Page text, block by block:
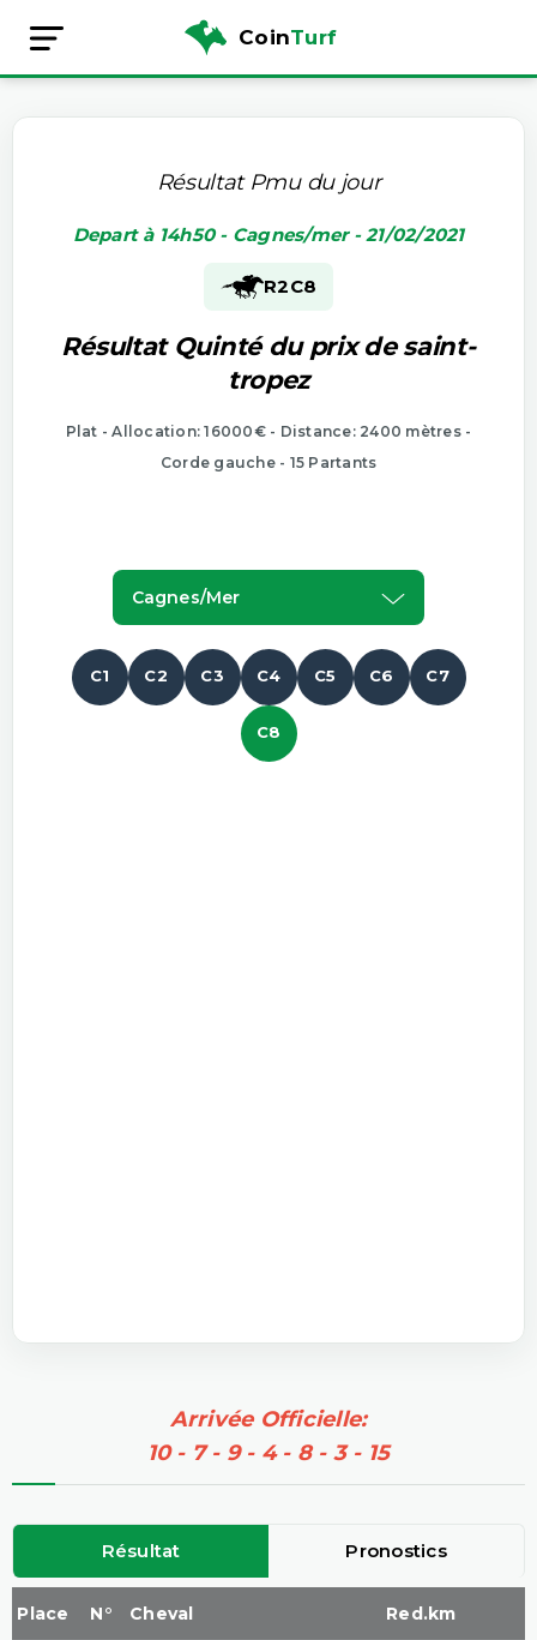
CoinTurf
Résultat Pmu du jour
Depart à 14h50 - Cagnes/mer - 21/02/2021
R2C8
Résultat Quinté du prix de saint-
tropez
Plat - Allocation: 16000€ - Distance: 2400 mètres -
Corde gauche - 15 Partants
Cagnes/mer
C1 C2 C3 C4 C5 C6 C7
C8
Arrivée Officielle:
10 - 7 - 9 - 4 - 8 - 3 - 15
Résultat Pronostics
Place N° Cheval Red.km